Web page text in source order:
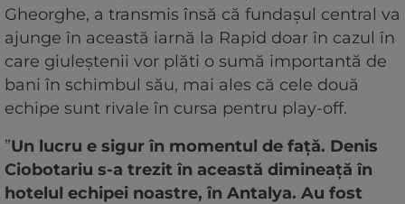
Gheorghe, a transmis însă că fundașul central va
ajunge în această iarnă la Rapid doar în cazul în
care giuleștenii vor plăti o sumă importantă de
bani în schimbul său, mai ales că cele două
echipe sunt rivale în cursa pentru play-off.
”Un lucru e sigur în momentul de față. Denis
Ciobotariu s-a trezit în această dimineață în
hotelul echipei noastre, în Antalya. Au fost